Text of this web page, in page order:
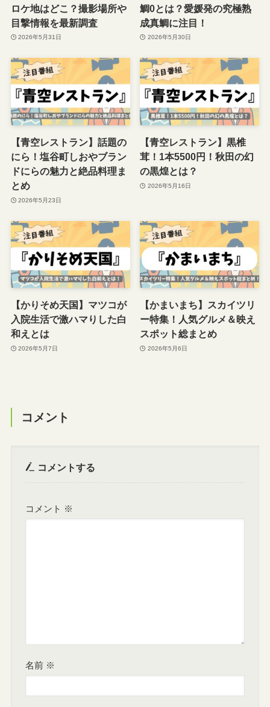
ロケ地はどこ？撮影場所や
目撃情報を最新調査
2026年5月31日
鯛0とは？愛媛発の究極熟
成真鯛に注目！
2026年5月30日
【青空レストラン】話題の
にら！塩谷町しおやブラン
ドにらの魅力と絶品料理ま
とめ
2026年5月23日
【青空レストラン】黒椎
茸！1本5500円！秋田の幻
の黒煌とは？
2026年5月16日
【かりそめ天国】マツコが
入院生活で激ハマりした白
和えとは
2026年5月7日
【かまいまち】スカイツリ
ー特集！人気グルメ＆映え
スポット総まとめ
2026年5月6日
コメント
コメントする
コメント ※
名前 ※